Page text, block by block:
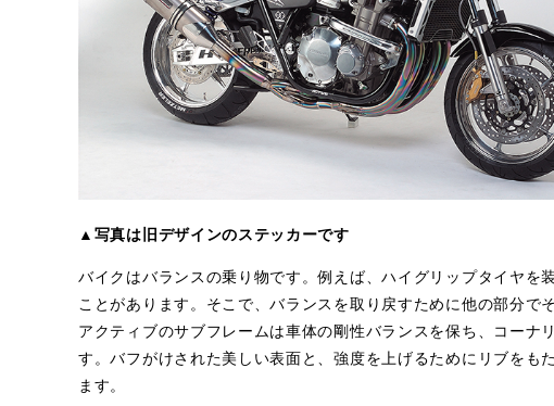
▲写真は旧デザインのステッカーです
バイクはバランスの乗り物です。例えば、ハイグリップタイヤを
ことがあります。そこで、バランスを取り戻すために他の部分で
アクティブのサブフレームは車体の剛性バランスを保ち、コーナ
す。バフがけされた美しい表面と、強度を上げるためにリブをも
ます。